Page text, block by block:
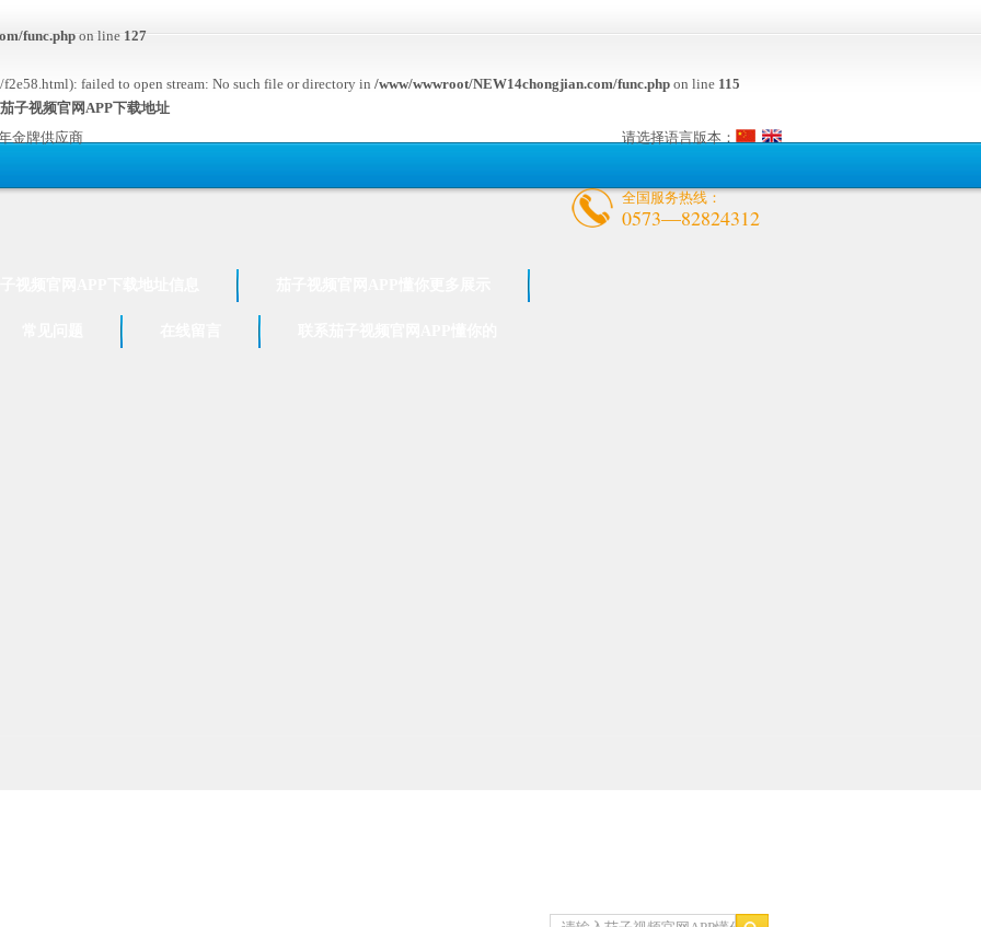
func.phpon line127
failed to open stream: No such file or directory in /www/wwwroot/NEW14chongjian.com/func.php on line 115
子视频官网APP下载地址
金牌供应商
请选择语言版本：
全国服务热线：
0573—82824312